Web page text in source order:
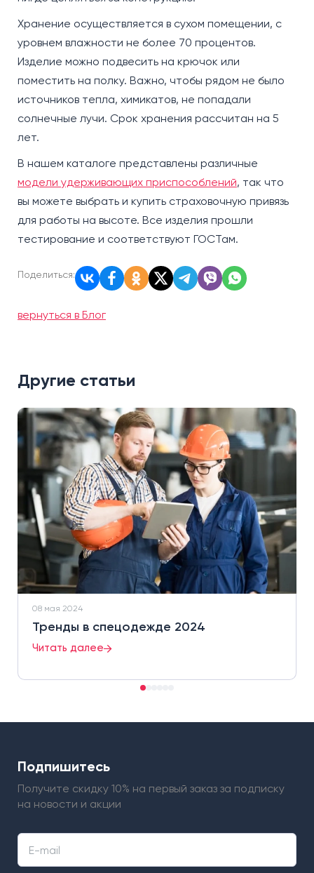
Хранение осуществляется в сухом помещении, с
уровнем влажности не более 70 процентов.
Изделие можно подвесить на крючок или
поместить на полку. Важно, чтобы рядом не было
источников тепла, химикатов, не попадали
солнечные лучи. Срок хранения рассчитан на 5
лет.
В нашем каталоге представлены различные
модели удерживающих приспособлений, так что
вы можете выбрать и купить страховочную привязь
для работы на высоте. Все изделия прошли
тестирование и соответствуют ГОСТам.
Поделиться:
вернуться в Блог
Другие статьи
08 мая 2024
Тренды в спецодежде 2024
Читать далее
Подпишитесь
Получите скидку 10% на первый заказ за подписку
на новости и акции